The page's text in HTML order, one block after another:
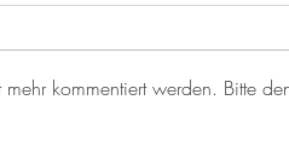
kommentiert werden. Bitte